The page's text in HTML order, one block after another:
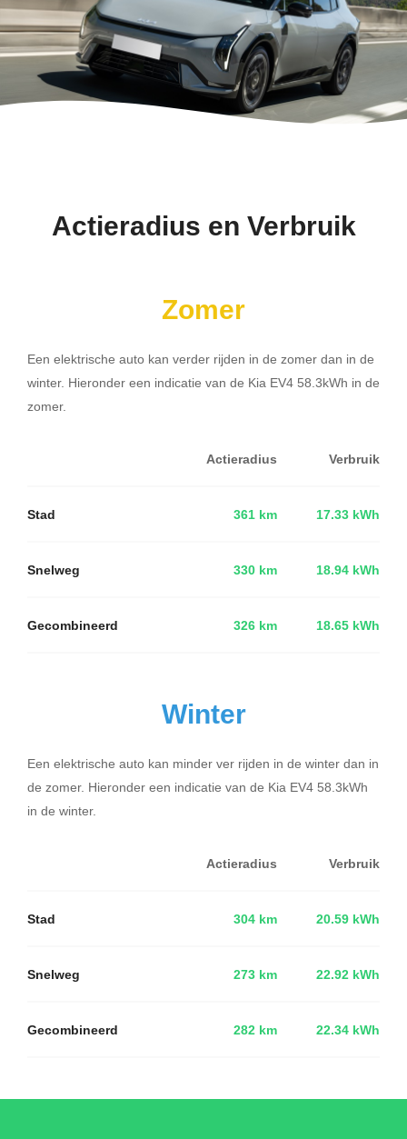
Actieradius en Verbruik
Zomer
Een elektrische auto kan verder rijden in de zomer dan in de
winter. Hieronder een indicatie van de Kia EV4 58.3kWh in de
zomer.
Actieradius Verbruik
Stad 361 km 17.33 kWh
Snelweg 330 km 18.94 kWh
Gecombineerd 326 km 18.65 kWh
Winter
Een elektrische auto kan minder ver rijden in de winter dan in
de zomer. Hieronder een indicatie van de Kia EV4 58.3kWh
in de winter.
Actieradius Verbruik
Stad 304 km 20.59 kWh
Snelweg 273 km 22.92 kWh
Gecombineerd 282 km 22.34 kWh